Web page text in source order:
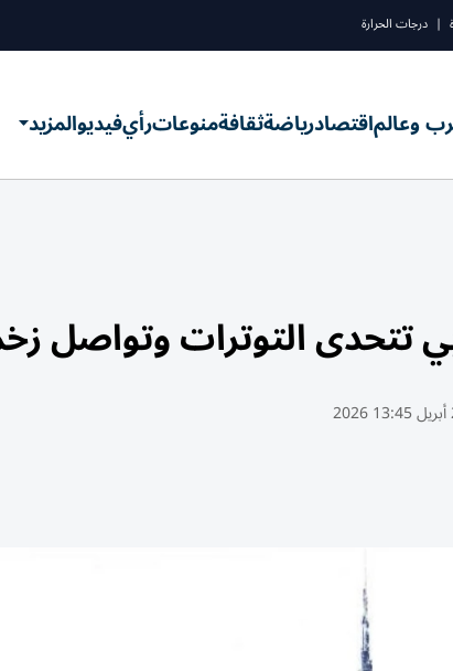
| درجات الحرارة
وعالماقتصادرياضةثقافةمنوعاترأيفيديوالمزيد
تتحدى التوترات وتواصل